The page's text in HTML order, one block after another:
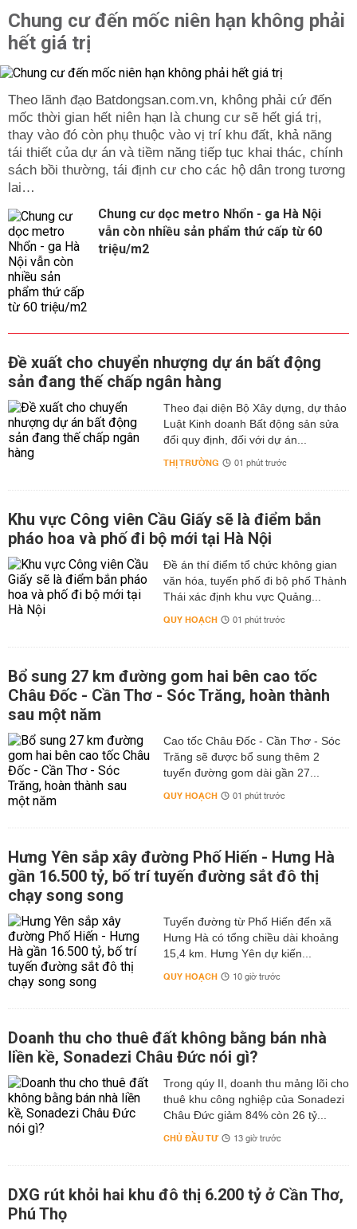
Chung cư đến mốc niên hạn không phải
hết giá trị
Theo lãnh đạo Batdongsan.com.vn, không phải cứ đến
mốc thời gian hết niên hạn là chung cư sẽ hết giá trị,
thay vào đó còn phụ thuộc vào vị trí khu đất, khả năng
tái thiết của dự án và tiềm năng tiếp tục khai thác, chính
sách bồi thường, tái định cư cho các hộ dân trong tương
lai…
Chung cư dọc metro Nhổn - ga Hà Nội
vẫn còn nhiều sản phẩm thứ cấp từ 60
triệu/m2
Đề xuất cho chuyển nhượng dự án bất động
sản đang thế chấp ngân hàng
Theo đại diện Bộ Xây dựng, dự thảo
Luật Kinh doanh Bất động sản sửa
đổi quy định, đối với dự án...
THỊ TRƯỜNG 01 phút trước
Khu vực Công viên Cầu Giấy sẽ là điểm bắn
pháo hoa và phố đi bộ mới tại Hà Nội
Đề án thí điểm tổ chức không gian
văn hóa, tuyến phố đi bộ phố Thành
Thái xác định khu vực Quảng...
QUY HOẠCH 01 phút trước
Bổ sung 27 km đường gom hai bên cao tốc
Châu Đốc - Cần Thơ - Sóc Trăng, hoàn thành
sau một năm
Cao tốc Châu Đốc - Cần Thơ - Sóc
Trăng sẽ được bổ sung thêm 2
tuyến đường gom dài gần 27...
QUY HOẠCH 01 phút trước
Hưng Yên sắp xây đường Phố Hiến - Hưng Hà
gần 16.500 tỷ, bố trí tuyến đường sắt đô thị
chạy song song
Tuyến đường từ Phố Hiến đến xã
Hưng Hà có tổng chiều dài khoảng
15,4 km. Hưng Yên dự kiến...
QUY HOẠCH 10 giờ trước
Doanh thu cho thuê đất không bằng bán nhà
liền kề, Sonadezi Châu Đức nói gì?
Trong qúy II, doanh thu mảng lõi cho
thuê khu công nghiệp của Sonadezi
Châu Đức giảm 84% còn 26 tỷ...
CHỦ ĐẦU TƯ 13 giờ trước
DXG rút khỏi hai khu đô thị 6.200 tỷ ở Cần Thơ,
Phú Thọ